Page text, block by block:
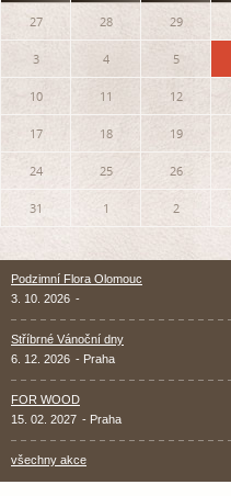
27 28 29
3 4 5
10 11 12
17 18 19
24 25 26
31 1 2
Podzimní Flora Olomouc
3. 10. 2026 -
Stříbrné Vánoční dny
6. 12. 2026 - Praha
FOR WOOD
15. 02. 2027 - Praha
všechny akce